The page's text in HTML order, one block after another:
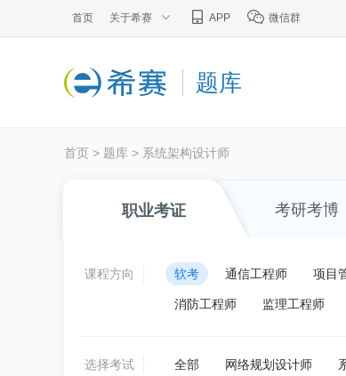
首页 关于希赛 APP 微信群
题库
首页 > 题库 > 系统架构设计师
职业考证 考研考博
课程方向 软考 通信工程师 项目
消防工程师 监理工程师
选择考试 全部 网络规划设计师